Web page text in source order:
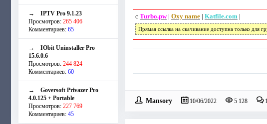
→ IPTV Pro 9.1.23
Просмотров: 265 406
Комментариев: 65
→ IObit Uninstaller Pro
15.6.0.6
Просмотров: 244 824
Комментариев: 60
→ Goversoft Privazer Pro
4.0.125 + Portable
Просмотров: 227 769
Комментариев: 45
с Turbo.pw| Oxy name| Katfile.com |
Прямая ссылка на скачивание доступна только для
Mansory 10/06/2022 5 128